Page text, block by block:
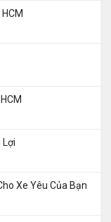
Lợi
Xe Yêu Của Bạn